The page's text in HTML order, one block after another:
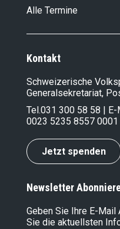
Alle Termine
Kontakt
Schweizerische
Generalsekretariat,
Tel.031 300 58 58 |
0023 5235 8557 0001
Jetzt spenden
Newsletter
Geben Sie Ihre E-Mail
Sie die aktuellsten